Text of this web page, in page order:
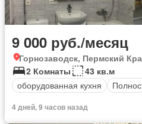
9 000 руб./месяц
Горнозаводск, Пермский
2 Комнаты
43 кв.м
оборудованная кухня
4 дней, 9 часов назад